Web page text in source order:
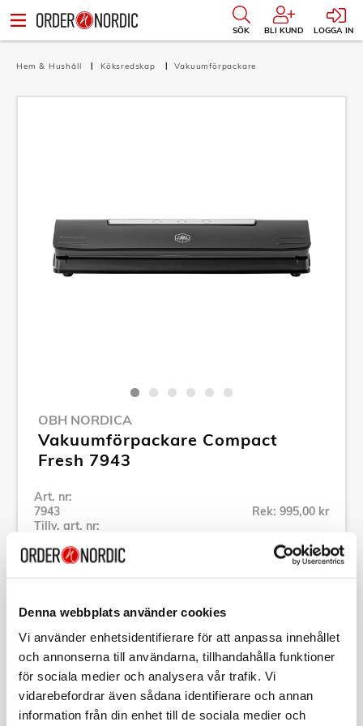
Denna webbplats använder cookies
Vi använder enhetsidentifierare för att anpassa innehållet
och annonserna till användarna, tillhandahålla funktioner
för sociala medier och analysera vår trafik. Vi
vidarebefordrar även sådana identifierare och annan
information från din enhet till de sociala medier och
SÖK BLI KUND LOGGA IN
Hem & Hushåll Köksredskap Vakuumförpackare
OBH NORDICA
Vakuumförpackare Compact
Fresh 7943
Art. nr:
7943
Tillv. art. nr:
Rek: 995,00 kr
Se alla produkter inom OBH Nordica
Beskrivning
Art. nr:7943